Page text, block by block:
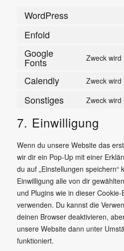
WordPress
Enfold
Google
Fonts Zweck
Calendly Zweck
Sonstiges Zweck
7. Einwilligung
Wenn du unsere Website das
wir dir ein Pop-Up mit einer
du auf „Einstellungen speichern“
Einwilligung alle von dir
und Plugins wie in dieser
verwenden. Du kannst die
deinen Browser deaktivieren,
unsere Website dann unter
funktioniert.